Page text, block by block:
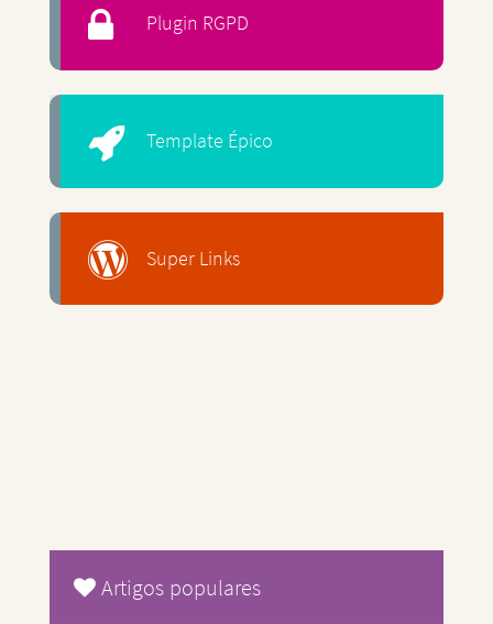
Plugin RGPD
Template Épico
Super Links
Artigos populares